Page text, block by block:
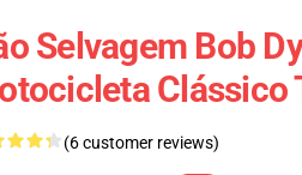
Selvagem Bob
Clássico
(6 customer reviews)